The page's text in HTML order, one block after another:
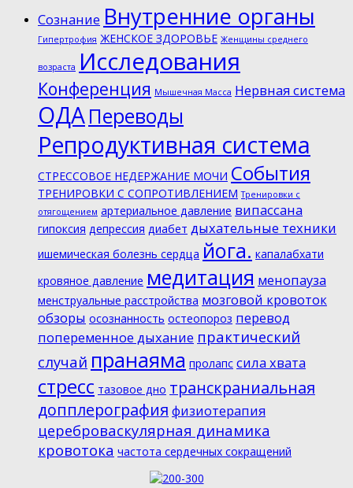
Cознание Внутренние органы
Гипертрофия ЖЕНСКОЕ ЗДОРОВЬЕ Женщины среднего
возраста Исследования
Конференция Мышечная Масса Нервная система
ОДАПереводы
Репродуктивная система
СТРЕССОВОЕ НЕДЕРЖАНИЕ МОЧИ События
ТРЕНИРОВКИ С СОПРОТИВЛЕНИЕМ Тренировки с
отягощением артериальное давление випассана
гипоксия депрессия диабет дыхательные техники
ишемическая болезнь сердца йога. капалабхати
кровяное давление медитация менопауза
менструальные расстройства мозговой кровоток
обзоры осознанность остеопороз перевод
попеременное дыхание практический
случай пранаяма пролапс сила хвата
стресс тазовое дно транскраниальная
допплерография физиотерапия
цереброваскулярная динамика
кровотока частота сердечных сокращений